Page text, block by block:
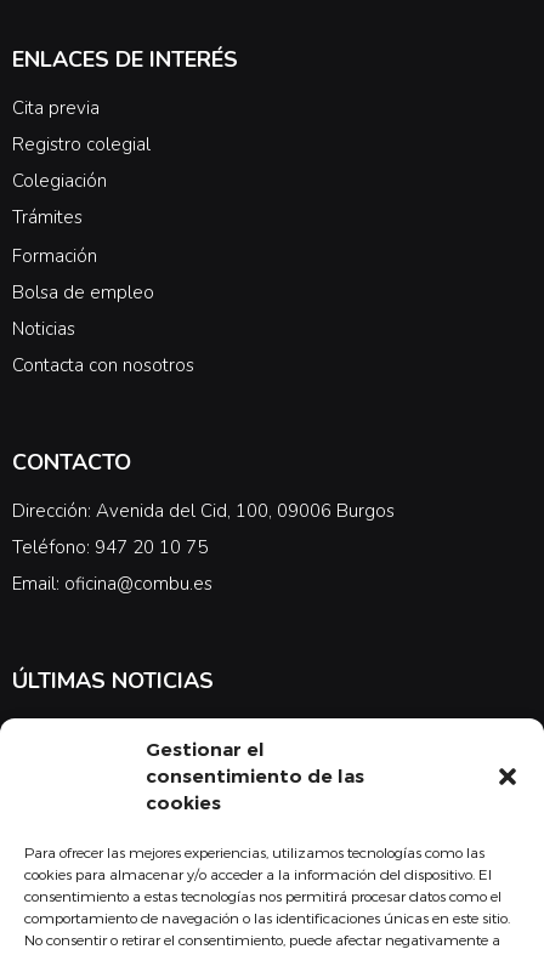
Gestionar el
consentimiento de las
cookies
Para ofrecer las mejores experiencias, utilizamos tecnologías como las
cookies para almacenar y/o acceder a la información del dispositivo. El
consentimiento a estas tecnologías nos permitirá procesar datos como el
comportamiento de navegación o las identificaciones únicas en este sitio.
No consentir o retirar el consentimiento, puede afectar negativamente a
ENLACES DE INTERÉS
Cita previa
Registro colegial
Colegiación
Trámites
Formación
Bolsa de empleo
Noticias
Contacta con nosotros
CONTACTO
Dirección: Avenida del Cid, 100, 09006 Burgos
Teléfono: 947 20 10 75
Email: oficina@combu.es
ÚLTIMAS NOTICIAS
noticias en cuanto a medicina y el COMBU
Acepto la política de privacidad
Suscribirse